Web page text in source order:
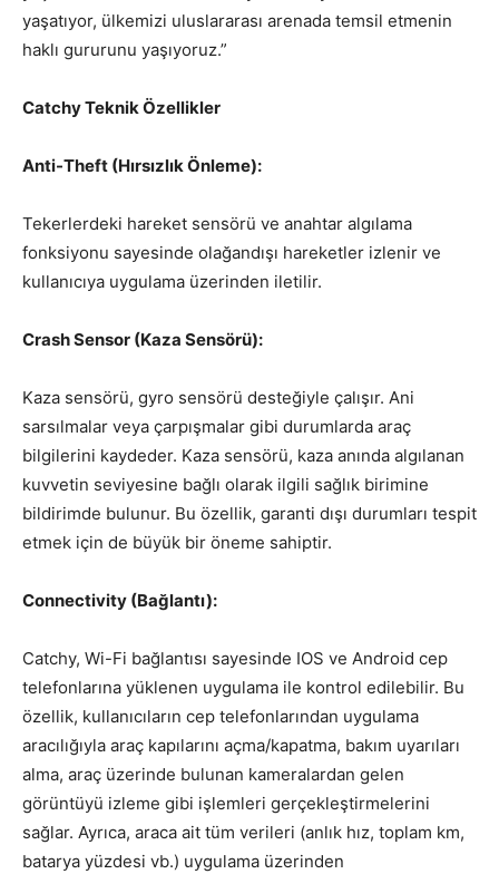
yaşatıyor, ülkemizi uluslararası arenada temsil etmenin
haklı gururunu yaşıyoruz.”
Catchy Teknik Özellikler
Anti-Theft (Hırsızlık Önleme):
Tekerlerdeki hareket sensörü ve anahtar algılama
fonksiyonu sayesinde olağandışı hareketler izlenir ve
kullanıcıya uygulama üzerinden iletilir.
Crash Sensor (Kaza Sensörü):
Kaza sensörü, gyro sensörü desteğiyle çalışır. Ani
sarsılmalar veya çarpışmalar gibi durumlarda araç
bilgilerini kaydeder. Kaza sensörü, kaza anında algılanan
kuvvetin seviyesine bağlı olarak ilgili sağlık birimine
bildirimde bulunur. Bu özellik, garanti dışı durumları tespit
etmek için de büyük bir öneme sahiptir.
Connectivity (Bağlantı):
Catchy, Wi-Fi bağlantısı sayesinde IOS ve Android cep
telefonlarına yüklenen uygulama ile kontrol edilebilir. Bu
özellik, kullanıcıların cep telefonlarından uygulama
aracılığıyla araç kapılarını açma/kapatma, bakım uyarıları
alma, araç üzerinde bulunan kameralardan gelen
görüntüyü izleme gibi işlemleri gerçekleştirmelerini
sağlar. Ayrıca, araca ait tüm verileri (anlık hız, toplam km,
batarya yüzdesi vb.) uygulama üzerinden